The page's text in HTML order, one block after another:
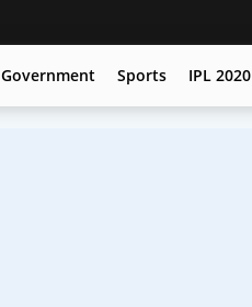
Government Sports IPL 2020